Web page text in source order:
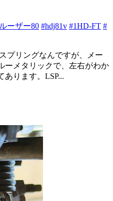
ーザー80 #hdj81v #1HD-FT #
プリングなんですが、メー
ーメタリックで、左右がわか
あります。LSP...